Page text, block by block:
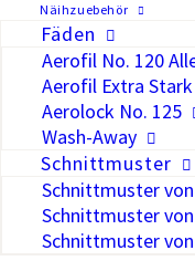
Näihzuebehör
Fäden
Aerofil No. 120
Aerofil Extra Stark
Aerolock No. 125
Wash-Away
Schnittmuster
Schnittmuster
Schnittmuster
Schnittmuster
Auf die
ideal für
Material